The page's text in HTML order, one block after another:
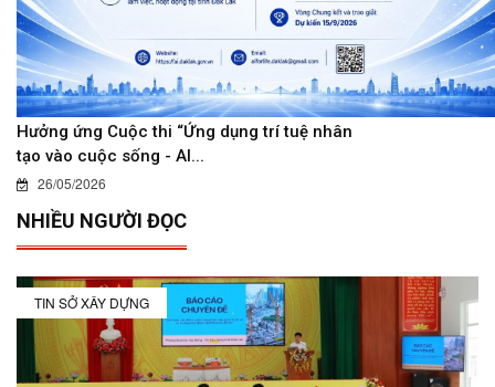
Hưởng ứng Cuộc thi “Ứng dụng trí tuệ nhân
tạo vào cuộc sống - AI...
26/05/2026
NHIỀU NGƯỜI ĐỌC
TIN SỞ XÂY DỰNG